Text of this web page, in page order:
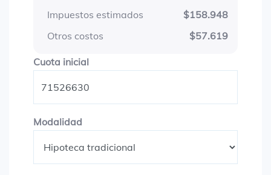
Impuestos estimados
$158.948
Otros costos
$57.619
Cuota inicialCuota inicial
Modalidad